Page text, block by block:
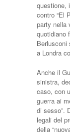
questione,
contro “El
party nella
quotidiano
Berlusconi
a Londra
Anche il
sinistra,
caso, con
guerra ai
di sesso”.
legali del
della